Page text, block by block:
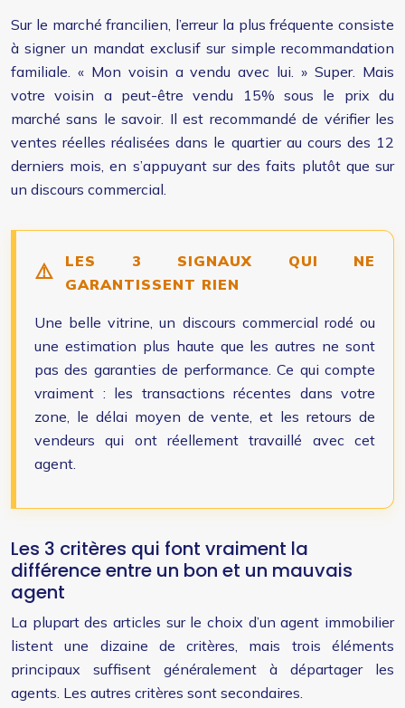
Sur le marché francilien, l’erreur la plus fréquente consiste
à signer un mandat exclusif sur simple recommandation
familiale. « Mon voisin a vendu avec lui. » Super. Mais
votre voisin a peut-être vendu 15% sous le prix du
marché sans le savoir. Il est recommandé de vérifier les
ventes réelles réalisées dans le quartier au cours des 12
derniers mois, en s’appuyant sur des faits plutôt que sur
un discours commercial.
LES 3 SIGNAUX QUI NE
GARANTISSENT RIEN
Une belle vitrine, un discours commercial rodé ou
une estimation plus haute que les autres ne sont
pas des garanties de performance. Ce qui compte
vraiment : les transactions récentes dans votre
zone, le délai moyen de vente, et les retours de
vendeurs qui ont réellement travaillé avec cet
agent.
Les 3 critères qui font vraiment la
différence entre un bon et un mauvais
agent
La plupart des articles sur le choix d’un agent immobilier
listent une dizaine de critères, mais trois éléments
principaux suffisent généralement à départager les
agents. Les autres critères sont secondaires.